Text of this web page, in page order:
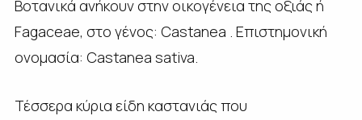
Βοτανικά ανήκουν στην οικογένεια της οξιάς ή
Fagaceae, στο γένος: Castanea . Επιστημονική
ονομασία: Castanea sativa.
Τέσσερα κύρια είδη καστανιάς που